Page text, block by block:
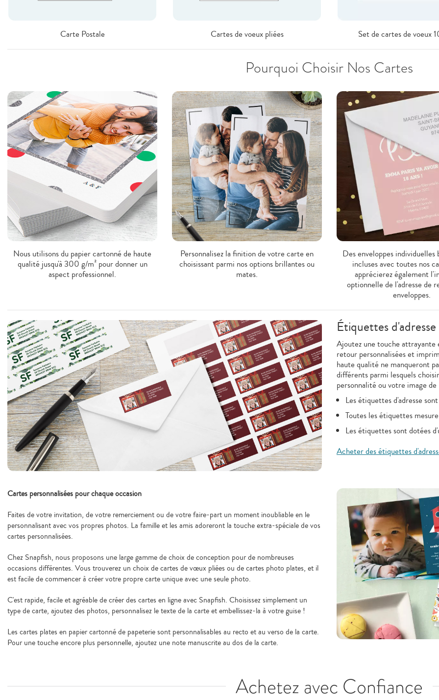
Carte Postale Cartes de voeux pliées Set de cartes de voeux
Pourquoi Choisir Nos Cartes
Nous utilisons du papier cartonné de haute
qualité jusqu'à 300 g/m² pour donner un
aspect professionnel.
Personnalisez la finition de votre carte en
choisissant parmi nos options brillantes ou
mates.
Des enveloppes individuelles
incluses avec toutes nos
apprécierez également
optionnelle de l'adresse de
enveloppes.
Étiquettes
Ajoutez une touche attrayante
retour personnalisées et
haute qualité ne manqueront
différents parmi lesquels
personnalité ou votre image
Les étiquettes d'adresse
Toutes les étiquettes
Les étiquettes sont dotées
Acheter des étiquettes
Cartes personnalisées pour chaque occasion
Faites de votre invitation, de votre remerciement ou de votre faire-part un moment inoubliable en le
personnalisant avec vos propres photos. La famille et les amis adoreront la touche extra-spéciale de vos
cartes personnalisées.
Chez Snapfish, nous proposons une large gamme de choix de conception pour de nombreuses
occasions différentes. Vous trouverez un choix de cartes de vœux pliées ou de cartes photo plates, et il
est facile de commencer à créer votre propre carte unique avec une seule photo.
C'est rapide, facile et agréable de créer des cartes en ligne avec Snapfish. Choisissez simplement un
type de carte, ajoutez des photos, personnalisez le texte de la carte et embellissez-la à votre guise !
Les cartes plates en papier cartonné de papeterie sont personnalisables au recto et au verso de la carte.
Pour une touche encore plus personnelle, ajoutez une note manuscrite au dos de la carte.
Achetez avec Confiance